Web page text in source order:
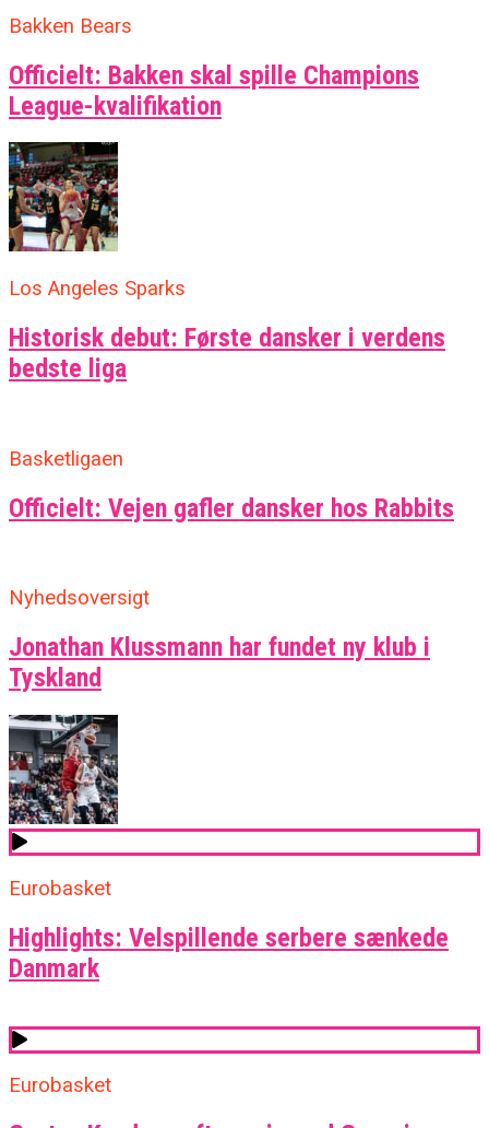
Bakken Bears
Officielt: Bakken skal spille Champions
League-kvalifikation
Los Angeles Sparks
Historisk debut: Første dansker i verdens
bedste liga
Basketligaen
Officielt: Vejen gafler dansker hos Rabbits
Nyhedsoversigt
Jonathan Klussmann har fundet ny klub i
Tyskland
Eurobasket
Highlights: Velspillende serbere sænkede
Danmark
Eurobasket